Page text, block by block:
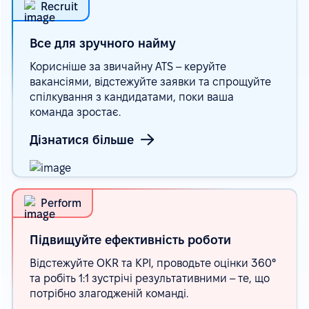
Recruit
Все для зручного найму
Корисніше за звичайну ATS – керуйте
вакансіями, відстежуйте заявки та спрощуйте
спілкування з кандидатами, поки ваша
команда зростає.
Дізнатися більше
Perform
Підвищуйте ефективність роботи
Відстежуйте OKR та KPI, проводьте оцінки 360°
та робіть 1:1 зустрічі результативними – те, що
потрібно злагодженій команді.